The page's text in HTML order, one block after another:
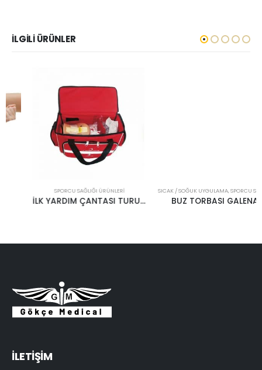
İLGILI ÜRÜNLER
SPORCU SAĞLIĞI ÜRÜNLERI
İLK YARDIM ÇANTASI TURUNCU
SICAK / SOĞUK UYGULAMA,SPORCU SAĞLIĞI ÜRÜNLERI
BUZ TORBASI GALENA
İLETİŞİM